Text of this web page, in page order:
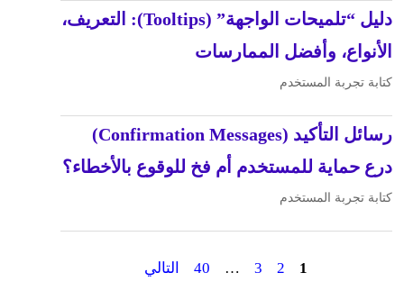
دليل “تلميحات الواجهة” (Tooltips): التعريف،
الأنواع، وأفضل الممارسات
كتابة تجربة المستخدم
رسائل التأكيد (Confirmation Messages)
درع حماية للمستخدم أم فخ للوقوع بالأخطاء؟
كتابة تجربة المستخدم
1
2
3
…
40 التالي